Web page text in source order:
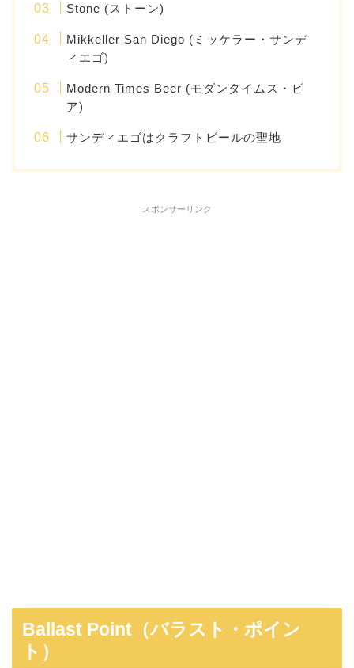
Stone (ストーン)
Mikkeller San Diego (ミッケラー・サンデ
ィエゴ)
Modern Times Beer (モダンタイムス・ビ
ア)
サンディエゴはクラフトビールの聖地
スポンサーリンク
Ballast Point（バラスト・ポイン
ト）